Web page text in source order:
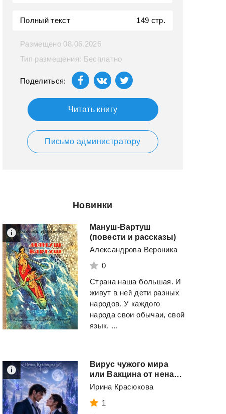
Полный текст 149 стр.
Размещено 08.06.2026
Тип размещения: Бесплатно
Поделиться:
Читать книгу
Письмо администратору
Новинки
Мануш-Вартуш
(повести и рассказы)
Александрова Вероника
0
Страна наша большая. И
живут в ней дети разных
народов. У каждого
народа свои обычаи, свой
язык. ...
Вирус чужого мира
или Вакцина от ненависти
Ирина Красюкова
1